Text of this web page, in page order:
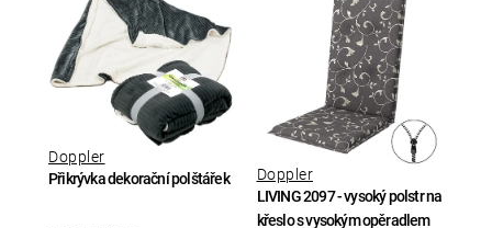
Přikrývka dekorační polštářek
Doppler
LIVING 2097 - vysoký polstr na
křeslo s vysokým opěradlem
Doppler